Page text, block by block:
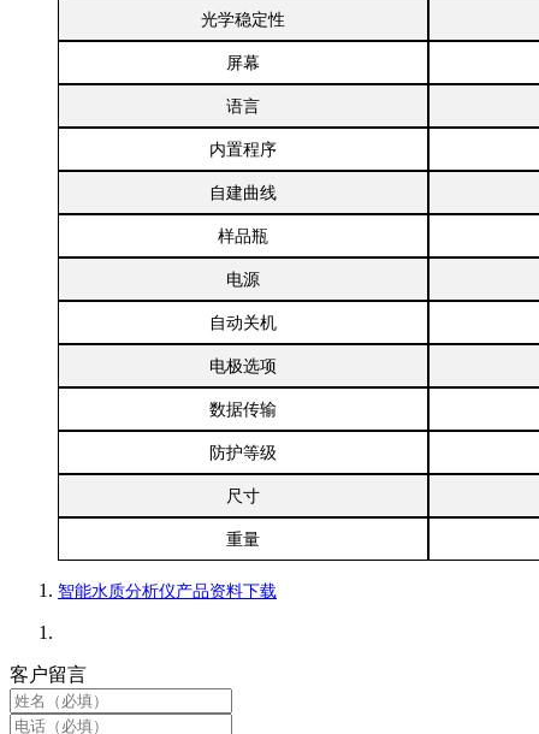
光学稳定性
屏幕
语言
内置程序
自建曲线
样品瓶
电源
自动关机
电极选项
数据传输
防护等级
尺寸
重量
智能水质分析仪产品资料下载
客户留言